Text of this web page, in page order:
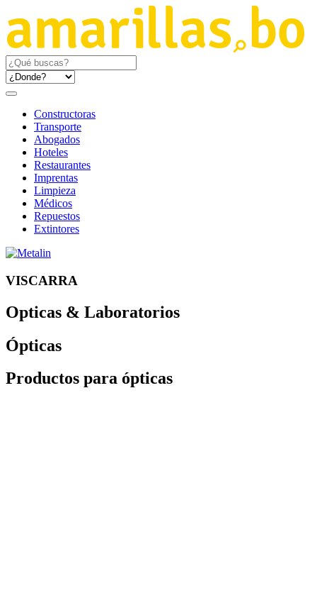
Constructoras
Transporte
Abogados
Hoteles
Restaurantes
Imprentas
Limpieza
Médicos
Repuestos
Extintores
VISCARRA
Opticas & Laboratorios
Ópticas
Productos para ópticas